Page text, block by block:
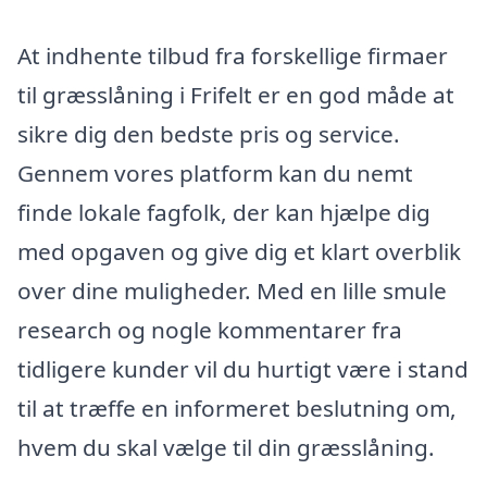
At indhente tilbud fra forskellige firmaer
til græsslåning i Frifelt er en god måde at
sikre dig den bedste pris og service.
Gennem vores platform kan du nemt
finde lokale fagfolk, der kan hjælpe dig
med opgaven og give dig et klart overblik
over dine muligheder. Med en lille smule
research og nogle kommentarer fra
tidligere kunder vil du hurtigt være i stand
til at træffe en informeret beslutning om,
hvem du skal vælge til din græsslåning.